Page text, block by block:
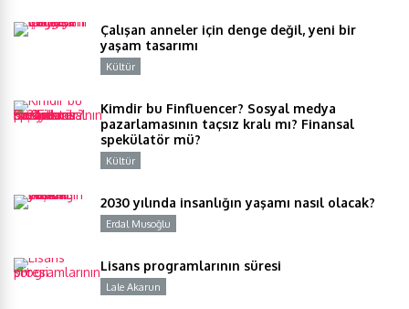
Çalışan anneler için denge değil, yeni bir
yaşam tasarımı
Kültür
Kimdir bu Finfluencer? Sosyal medya
pazarlamasının taçsız kralı mı? Finansal
spekülatör mü?
Kültür
2030 yılında insanlığın yaşamı nasıl olacak?
Erdal Musoğlu
Lisans programlarının süresi
Lale Akarun